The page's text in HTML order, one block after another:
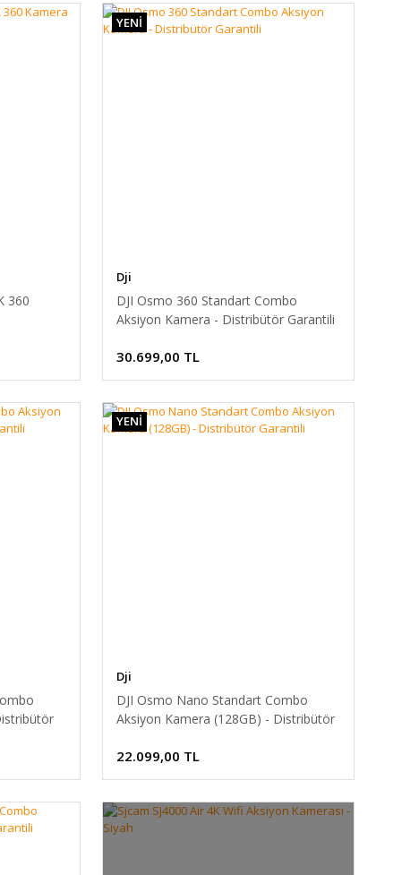
360
YENİ
Dji
DJI Osmo 360 Standart Combo
Aksiyon Kamera - Distribütör Garantili
30.699,00 TL
YENİ
Dji
DJI Osmo Nano Standart Combo
Aksiyon Kamera (128GB) - Distribütör
22.099,00 TL